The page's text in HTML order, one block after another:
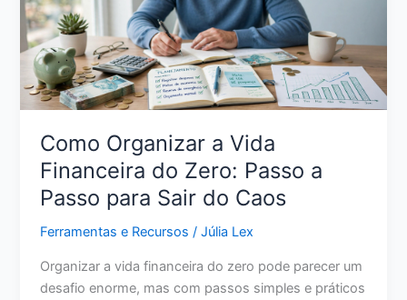
para
Retomar
o
Controle
Como Organizar a Vida
Financeira do Zero: Passo a
Passo para Sair do Caos
Ferramentas e Recursos /Júlia Lex
Organizar a vida financeira do zero pode parecer um
desafio enorme, mas com passos simples e práticos